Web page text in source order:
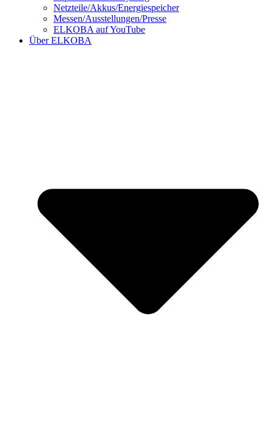
Netzteile/Akkus/Energiespeicher
Messen/Ausstellungen/Presse
ELKOBA auf YouTube
Über ELKOBA